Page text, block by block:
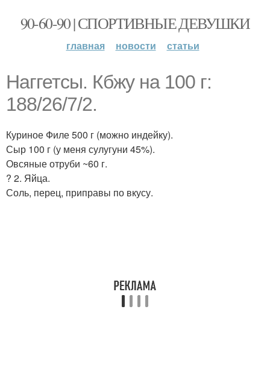
90-60-90 | СПОРТИВНЫЕ ДЕВУШКИ
главная новости статьи
Наггетсы. Кбжу на 100 г:
188/26/7/2.
Куриное Филе 500 г (можно индейку).
Сыр 100 г (у меня сулугуни 45%).
Овсяные отруби ~60 г.
? 2. Яйца.
Соль, перец, приправы по вкусу.